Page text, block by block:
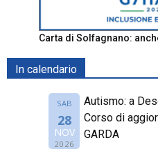
Carta di Solfagnano:
In calendario
SAB
28
NOV
2026
Autismo: a
Corso di
GARDA